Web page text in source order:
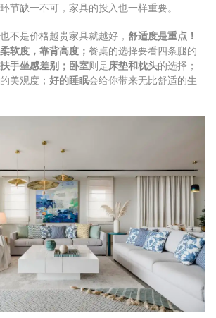
节缺一不可，家具的投入也一样重要。
不是价格越贵家具就越好， 舒适度是重点！
柔软度，靠背高度； 餐桌的选择要看四条腿的
手坐感差别；卧室则是床垫和枕头的选择；
美观度； 好的睡眠会给你带来无比舒适的生